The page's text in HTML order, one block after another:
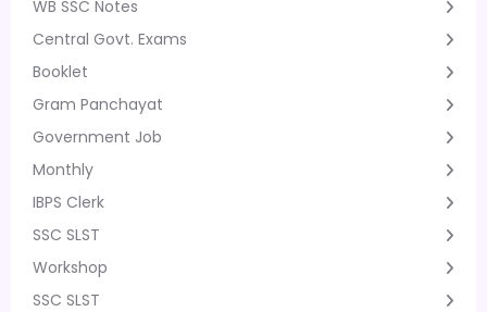
WB SSC Notes
Central Govt. Exams
Booklet
Gram Panchayat
Government Job
Monthly
IBPS Clerk
SSC SLST
Workshop
SSC SLST